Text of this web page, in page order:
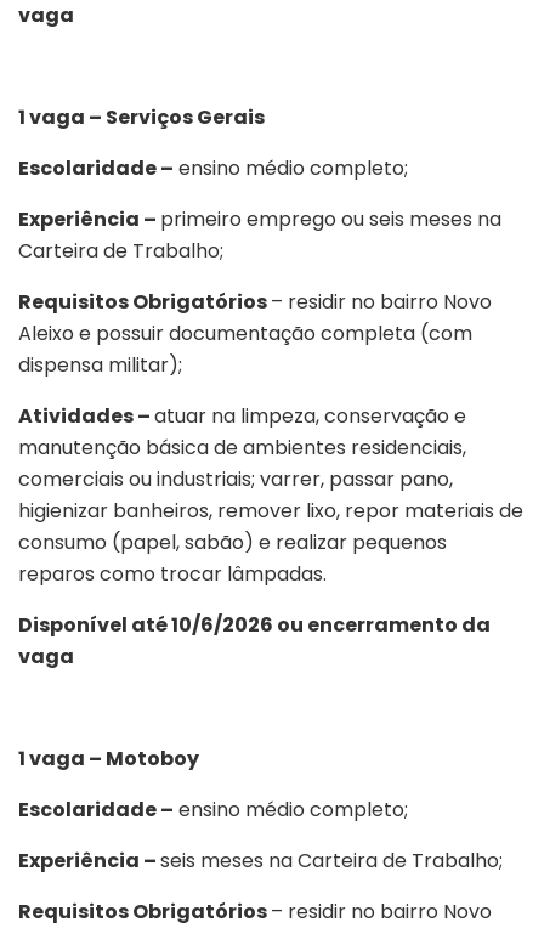
vaga
1 vaga – Serviços Gerais
Escolaridade – ensino médio completo;
Experiência – primeiro emprego ou seis meses na
Carteira de Trabalho;
Requisitos Obrigatórios– residir no bairro Novo
Aleixo e possuir documentação completa (com
dispensa militar);
Atividades –atuar na limpeza, conservação e
manutenção básica de ambientes residenciais,
comerciais ou industriais; varrer, passar pano,
higienizar banheiros, remover lixo, repor materiais de
consumo (papel, sabão) e realizar pequenos
reparos como trocar lâmpadas.
Disponível até 10/6/2026 ou encerramento da
vaga
1 vaga – Motoboy
Escolaridade – ensino médio completo;
Experiência –seis meses na Carteira de Trabalho;
Requisitos Obrigatórios– residir no bairro Novo